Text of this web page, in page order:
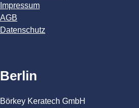
Impressum
AGB
Datenschutz
Berlin
Börkey Keratech GmbH